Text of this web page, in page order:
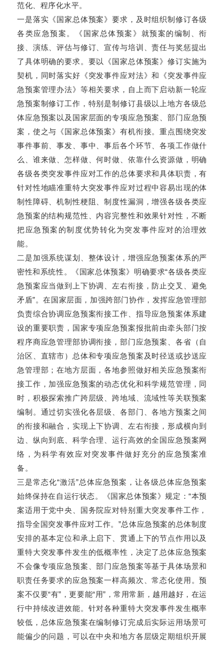
范化、程序化水平。
一是落实《国家总体预案》要求，及时组织制修订各级
各类应急预案。《国家总体预案》就预案的编制、衔
接、演练、评估与修订、宣传与培训、责任与奖惩提出
了具体明确的要求。要以《国家总体预案》修订实施为
契机，同时落实好《突发事件应对法》和《突发事件应
急预案管理办法》等相关要求，自上而下启动新一轮应
急预案制修订工作，特别是制修订县级以上地方各级总
体应急预案以及国家层面的专项应急预案、部门应急预
案，使之与《国家总体预案》有机衔接。重点围绕突发
事件事前、事发、事中、事后各个环节、各项工作做什
么、谁来做、怎样做、何时做、依靠什么资源做，明确
各级各类突发事件应对工作的总体要求和具体职责，有
针对性地瞄准重特大突发事件应对过程中容易出现的体
制性障碍、机制性梗阻、制度性漏洞，增强各级各类应
急预案的结构规范性、内容完整性和效果针对性，不断
把应急预案的制度优势转化为突发事件应对的治理效
能。
二是加强系统谋划、整体设计，增强应急预案体系的严
密性和系统性。《国家总体预案》明确要求“各级各类应
急预案应当做到上下协调、左右衔接，防止交叉、避免
矛盾”。在国家层面，加强跨部门协作，发挥应急管理部
负责综合协调应急预案衔接工作、指导应急预案体系建
设的重要职责，国家专项应急预案报批前由牵头部门按
程序商应急管理部协调衔接，部门应急预案、各省（自
治区、直辖市）总体和专项应急预案及时径送或抄送应
急管理部；在地方层面，各地参照做好相关应急预案衔
接工作，加强应急预案的动态优化和科学规范管理，同
时，积极探索推广跨层级、跨地域、流域性等关联预案
编制。通过切实强化各层级、各部门、各地方预案之间
的衔接和融合，实现上下协调、左右衔接，形成横向到
边、纵向到底、科学合理、运行高效的全国应急预案网
络，为科学有效应对突发事件做好充分的应急预案准
备。
三是常态化“激活”总体应急预案，让各级总体应急预案
始终保持在自运行状态。《国家总体预案》规定：“本预
案适用于党中央、国务院应对特别重大突发事件工作，
指导全国突发事件应对工作。”总体应急预案的总体制度
安排的基本定位和承上启下、贯通上下的节点作用以及
重特大突发事件发生的低概率性，决定了总体应急预案
不会像专项应急预案、部门应急预案等基于具体场景和
职责任务要求的应急预案一样高频次、常态化使用。预
案不仅要“有”，更要能“用”，常用常新，越用越好，在运
行中持续改进效能。针对各种重特大突发事件发生概率
较低，总体应急预案在编制修订完成后实际运用场景可
能偏少的问题，可以在中央和地方各层级定期组织开展